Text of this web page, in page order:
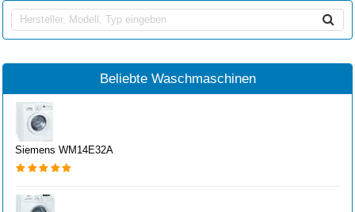
Beliebte Waschmaschinen
Siemens WM14E32A